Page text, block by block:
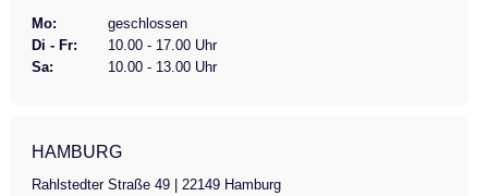
Mo:
geschlossen
Di - Fr:
10.00 - 17.00 Uhr
Sa:
10.00 - 13.00 Uhr
HAMBURG
Rahlstedter Straße 49 | 22149 Hamburg